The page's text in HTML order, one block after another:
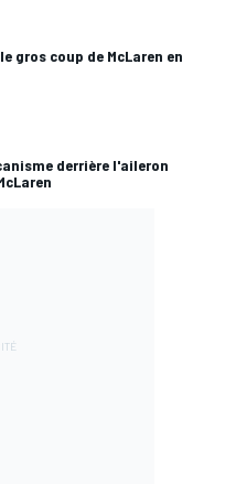
gros coup de McLaren en
derrière l'aileron